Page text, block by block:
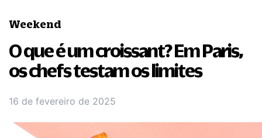
Weekend
O que é um croissant? Em Paris,
os chefs testam os limites
16 de fevereiro de 2025